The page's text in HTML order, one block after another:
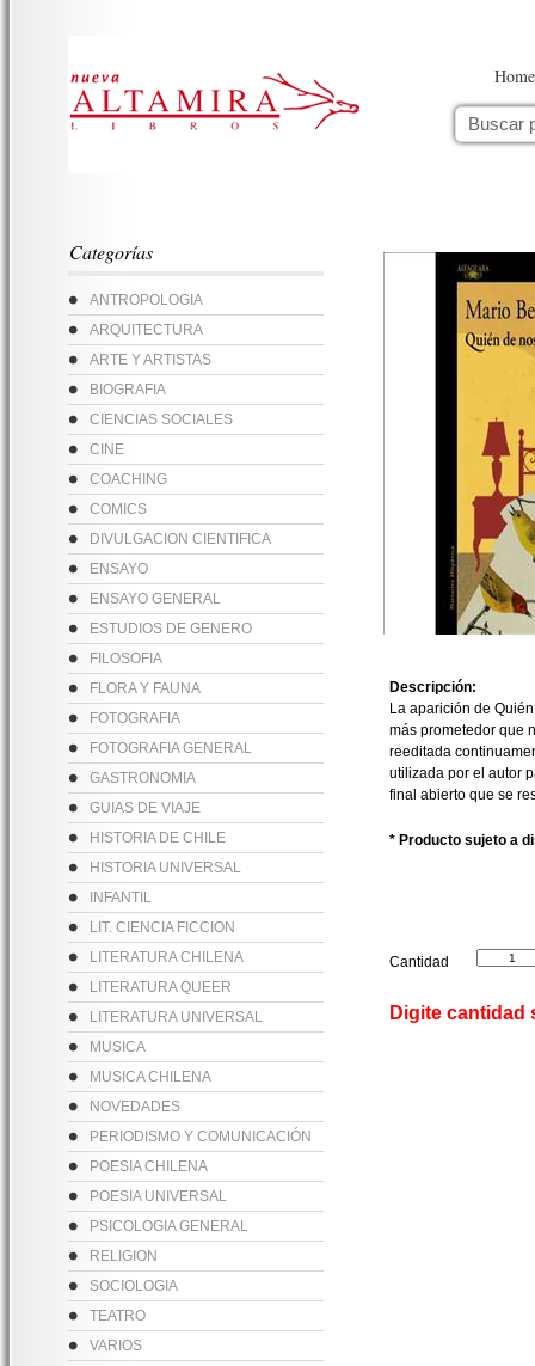
Home
Categorías
ANTROPOLOGIA
ARQUITECTURA
ARTE Y ARTISTAS
BIOGRAFIA
CIENCIAS SOCIALES
CINE
COACHING
COMICS
DIVULGACION CIENTIFICA
ENSAYO
ENSAYO GENERAL
ESTUDIOS DE GENERO
FILOSOFIA
FLORA Y FAUNA
FOTOGRAFIA
FOTOGRAFIA GENERAL
GASTRONOMIA
GUIAS DE VIAJE
HISTORIA DE CHILE
HISTORIA UNIVERSAL
INFANTIL
LIT. CIENCIA FICCION
LITERATURA CHILENA
LITERATURA QUEER
LITERATURA UNIVERSAL
MUSICA
MUSICA CHILENA
NOVEDADES
PERIODISMO Y COMUNICACIÓN
POESIA CHILENA
POESIA UNIVERSAL
PSICOLOGIA GENERAL
RELIGION
SOCIOLOGIA
TEATRO
VARIOS
Descripción:
La aparición de
más prometedor que
reeditada
utilizada por el autor
final abierto que se
* Producto sujeto a
Cantidad
Digite